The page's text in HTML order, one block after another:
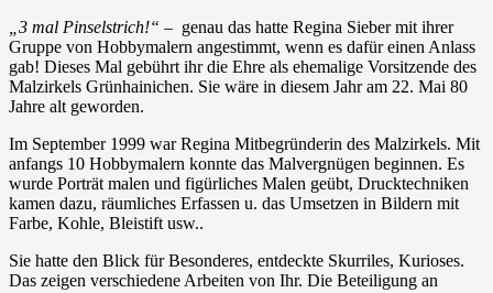
„3 mal Pinselstrich!“ – genau das hatte Regina Sieber mit ihrer
Gruppe von Hobbymalern angestimmt, wenn es dafür einen Anlass
gab! Dieses Mal gebührt ihr die Ehre als ehemalige Vorsitzende des
Malzirkels Grünhainichen. Sie wäre in diesem Jahr am 22. Mai 80
Jahre alt geworden.
Im September 1999 war Regina Mitbegründerin des Malzirkels. Mit
anfangs 10 Hobbymalern konnte das Malvergnügen beginnen. Es
wurde Porträt malen und figürliches Malen geübt, Drucktechniken
kamen dazu, räumliches Erfassen u. das Umsetzen in Bildern mit
Farbe, Kohle, Bleistift usw..
Sie hatte den Blick für Besonderes, entdeckte Skurriles, Kurioses.
Das zeigen verschiedene Arbeiten von Ihr. Die Beteiligung an